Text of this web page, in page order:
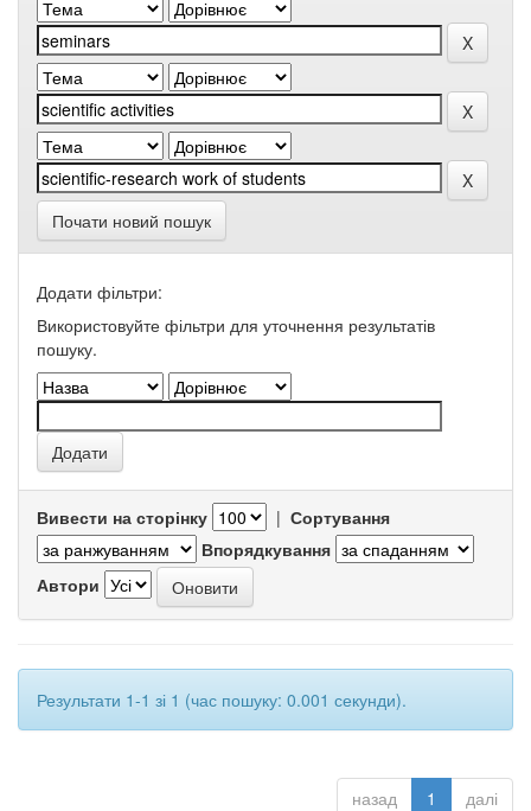
Почати новий пошук
Додати фільтри:
Використовуйте фільтри для уточнення результатів
пошуку.
Вивести на сторінку | Сортування
Впорядкування
Автори
Результати 1-1 зі 1 (час пошуку: 0.001 секунди).
назад 1 далі